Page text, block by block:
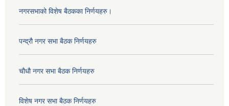
नगरसभाको विशेष बैठकका निर्णयहरु।
पन्द्रौ नगर सभा बैठक निर्णयहरु
चौधौ नगर सभा बैठक निर्णयहरु
विशेष नगर सभा बैठक निर्णयहरु